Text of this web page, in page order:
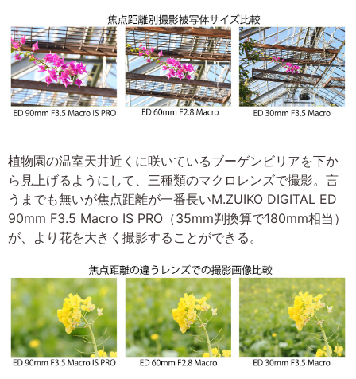
植物園の温室天井近くに咲いているブーゲンビリアを下か
ら見上げるようにして、三種類のマクロレンズで撮影。言
うまでも無いが焦点距離が一番長いM.ZUIKO DIGITAL ED
90mm F3.5 Macro IS PRO（35mm判換算で180mm相当）
が、より花を大きく撮影することができる。